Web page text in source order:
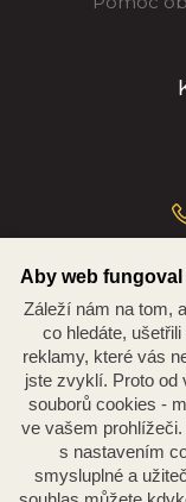
Náměstí
Aby web
Záleží nám na tom,
co hledáte,
reklamy, které vás
jste zvyklí. Proto od
souborů cookies -
ve vašem prohlížeči.
s nastavením
smysluplné a